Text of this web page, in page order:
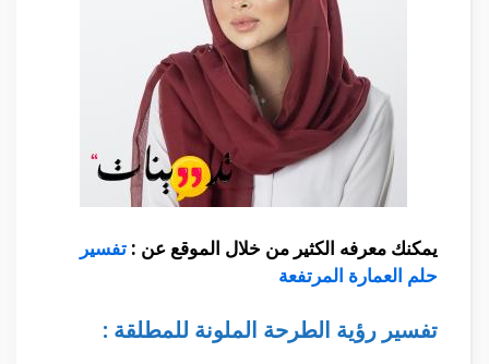
يمكنك معرفه الكثير من خلال الموقع عن : تفسير
حلم العمارة المرتفعة
تفسير رؤية الطرحة الملونة للمطلقة :